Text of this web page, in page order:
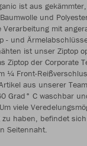
ist aus gekämmter,
und
Verarbeitung mit
- und
ist unser Ziptop
Ziptop der Corporate
¼ Front-
aus unserer
Grad° C waschbar
viele
haben, befindet sich
Seitennaht.